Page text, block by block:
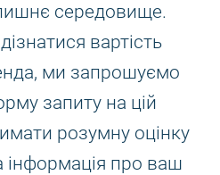
середовище.
вартість
ми запрошуємо
запиту на цій
розумну оцінку
інформація про ваш